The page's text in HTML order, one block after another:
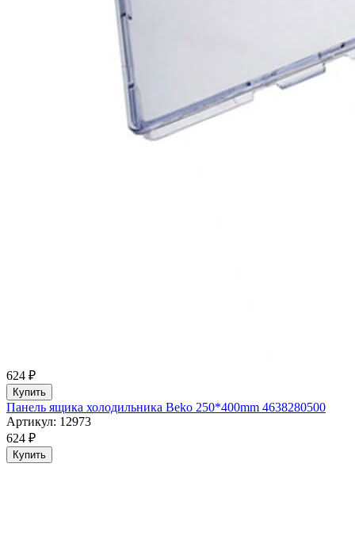
624 ₽
Купить
Панель ящика холодильника Beko 250*400mm 4638280500
Артикул: 12973
624 ₽
Купить